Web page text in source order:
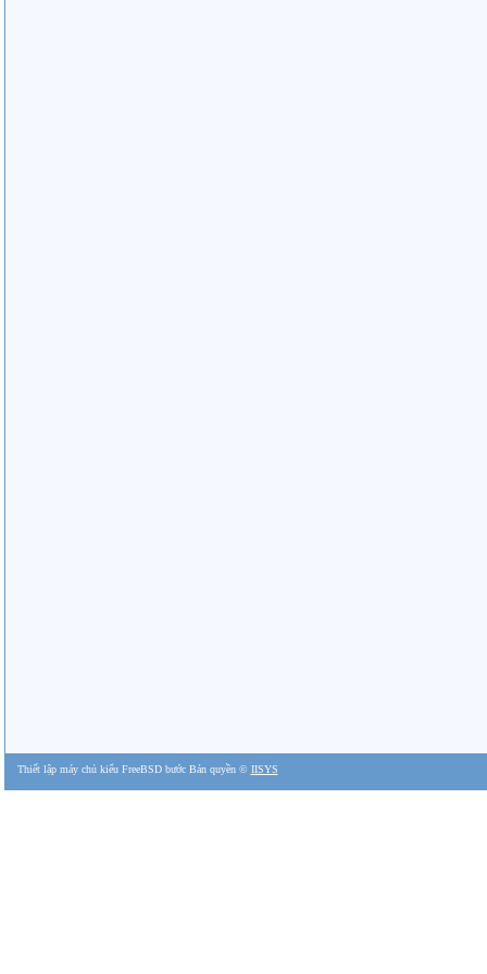
Thiết lập máy chủ kiểu FreeBSD bước Bản quyền © IISYS